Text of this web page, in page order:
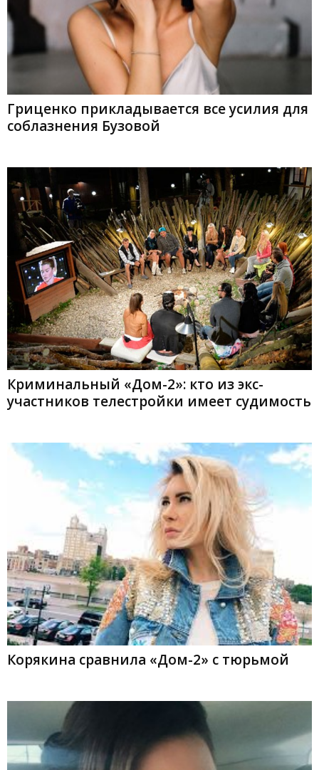
Гриценко прикладывается все усилия для
соблазнения Бузовой
Криминальный «Дом-2»: кто из экс-
участников телестройки имеет судимость
Корякина сравнила «Дом-2» с тюрьмой